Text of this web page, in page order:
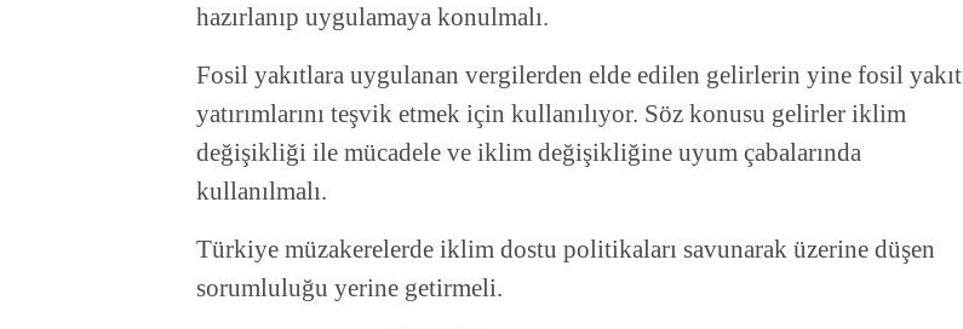
hazırlanıp uygulamaya konulmalı.
Fosil yakıtlara uygulanan vergilerden elde edilen gelirlerin yine fosil yakıt
yatırımlarını teşvik etmek için kullanılıyor. Söz konusu gelirler iklim
değişikliği ile mücadele ve iklim değişikliğine uyum çabalarında
kullanılmalı.
Türkiye müzakerelerde iklim dostu politikaları savunarak üzerine düşen
sorumluluğu yerine getirmeli.